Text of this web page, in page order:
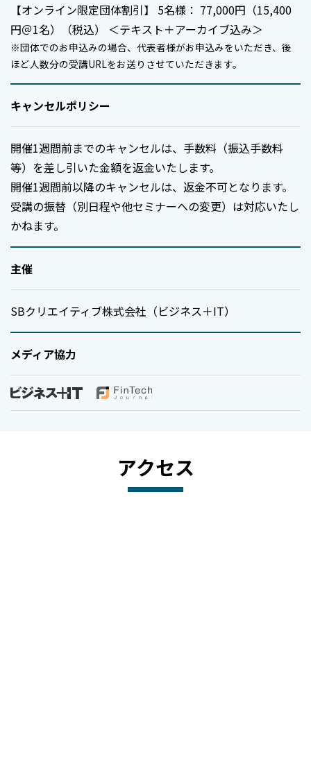
【オンライン限定団体割引】 5名様： 77,000円（15,400
円＠1名）（税込） ＜テキスト＋アーカイブ込み＞
※団体でのお申込みの場合、代表者様がお申込みをいただき、後
ほど人数分の受講URLをお送りさせていただきます。
キャンセルポリシー
開催1週間前までのキャンセルは、手数料（振込手数料
等）を差し引いた金額を返金いたします。
開催1週間前以降のキャンセルは、返金不可となります。
受講の振替（別日程や他セミナーへの変更）は対応いたし
かねます。
主催
SBクリエイティブ株式会社（ビジネス＋IT）
メディア協力
アクセス